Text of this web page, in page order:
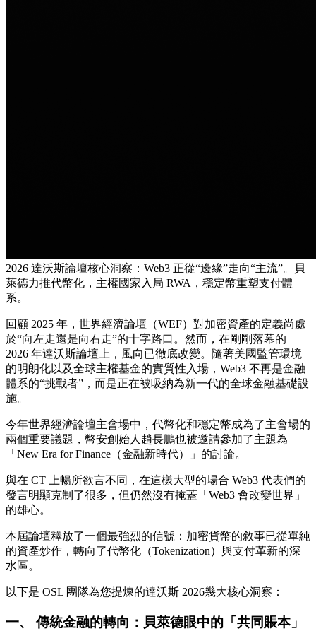
2026 達沃斯論壇核心洞察：Web3 正從“邊緣”走向“主流”。貝
萊德力推代幣化，主權國家入局 RWA，穩定幣重塑支付體
系。
回顧 2025 年，世界經濟論壇（WEF）對加密資產的定義尚處
於“向左走還是向右走”的十字路口。然而，在剛剛落幕的
2026 年達沃斯論壇上，風向已徹底改變。隨著美國監管環境
的明朗化以及全球主權基金的實質性入場，Web3 不再是金融
體系的“挑戰者”，而是正在被吸納為新一代的全球金融基礎設
施。
今年世界經濟論壇主會場中，代幣化和穩定幣成為了主會場的
兩個重要議題，幣安創始人趙長鵬也被邀請參加了主題為
「New Era for Finance（金融新時代）」的討論。
與在 CT 上暢所欲言不同，在這樣大型的場合 Web3 代表們的
發言明顯克制了很多，但仍然沒有掩蓋「Web3 會改變世界」
的雄心。
本屆論壇釋放了一個最強烈的信號：加密貨幣的敘事已從單純
的資產炒作，轉向了代幣化（Tokenization）與支付革新的深
水區。
以下是 OSL 團隊為您提煉的達沃斯 2026幾大核心洞察：
一、 傳統金融的轉向：貝萊德眼中的「共同賬本」